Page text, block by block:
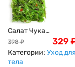
Салат Чука
(замороженный) ,
1кг
398 ₽ 329
Категории: Уход
тела